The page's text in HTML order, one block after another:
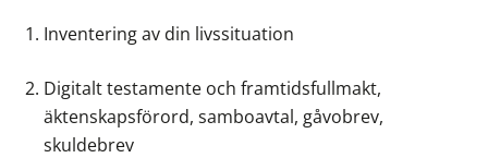
Inventering av din livssituation
Digitalt testamente och framtidsfullmakt,
äktenskapsförord, samboavtal, gåvobrev,
skuldebrev